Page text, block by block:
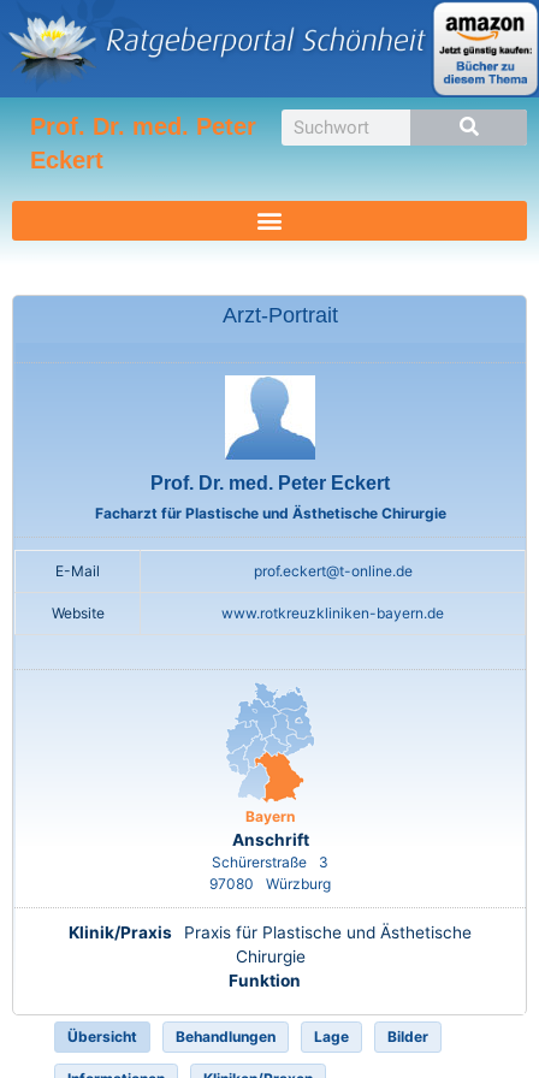
Inhalt
springen
Prof. Dr. med. Peter
Eckert
Suche
Arzt-Portrait
Prof. Dr. med. Peter Eckert
Facharzt für Plastische und Ästhetische Chirurgie
E-Mail prof.eckert@t-online.de
Website www.rotkreuzkliniken-bayern.de
Bayern
Anschrift
Schürerstraße
3
97080
Würzburg
Klinik/Praxis
Praxis für Plastische und Ästhetische
Chirurgie
Funktion
Übersicht Behandlungen Lage Bilder